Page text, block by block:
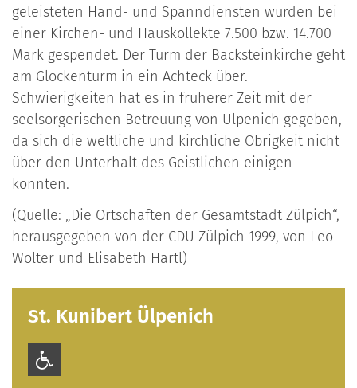
geleisteten Hand- und Spanndiensten wurden bei
einer Kirchen- und Hauskollekte 7.500 bzw. 14.700
Mark gespendet. Der Turm der Backsteinkirche geht
am Glockenturm in ein Achteck über.
Schwierigkeiten hat es in früherer Zeit mit der
seelsorgerischen Betreuung von Ülpenich gegeben,
da sich die weltliche und kirchliche Obrigkeit nicht
über den Unterhalt des Geistlichen einigen
konnten.
(Quelle: „Die Ortschaften der Gesamtstadt Zülpich“,
herausgegeben von der CDU Zülpich 1999, von Leo
Wolter und Elisabeth Hartl)
St. Kunibert Ülpenich